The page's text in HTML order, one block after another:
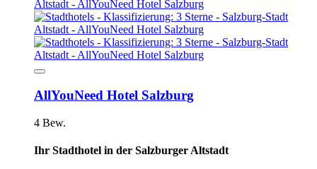
AllYouNeed Hotel Salzburg
4 Bew.
Ihr Stadthotel in der Salzburger Altstadt